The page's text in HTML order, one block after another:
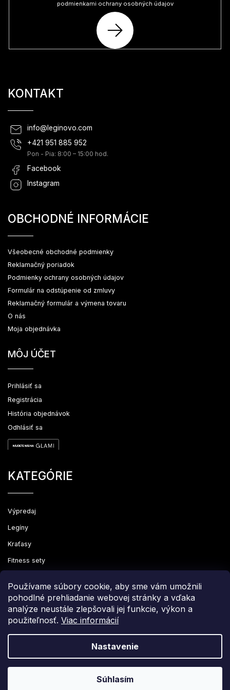
Používame súbory cookie, aby sme vám umožnili
pohodlné prehliadanie webovej stránky a vďaka
analýze neustále zlepšovali jej funkcie, výkon a
použiteľnosť. Viac informácií
Nastavenie
Súhlasím
podmienkami ochrany osobných údajov
PRIHLÁSIŤ
SA
KONTAKT
info@ leginovo.com
+421 951 885 952
Pon - Pia: 8:00 – 15:00 hod.
Facebook
Instagram
OBCHODNÉ INFORMÁCIE
Všeobecné obchodné podmienky
Reklamačný poriadok
Podmienky ochrany osobných údajov
Formulár na odstúpenie od zmluvy
Reklamačný formulár a výmena tovaru
O nás
Moja objednávka
MÔJ ÚČET
Prihlásiť sa
Registrácia
História objednávok
Odhlásiť sa
KATEGÓRIE
Výpredaj
Legíny
Kraťasy
Fitness sety
Vytvoril Shoptet